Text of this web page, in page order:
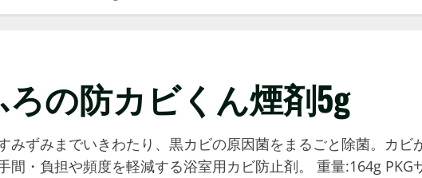
の防カビくん煙剤5g
みずみまでいきわたり、黒カビの原因菌をまるごと除菌。カビ
間・負担や頻度を軽減する浴室用カビ防止剤。 重量:164g PKG